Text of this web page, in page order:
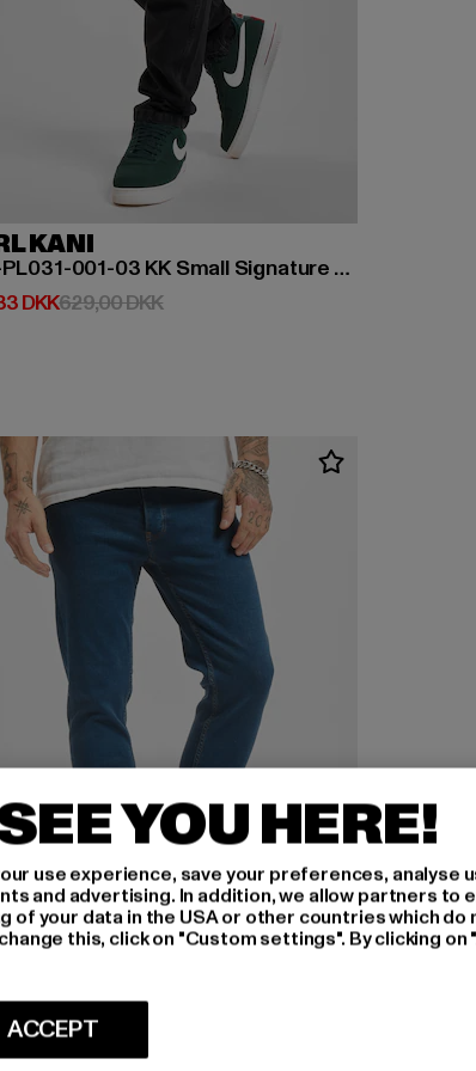
KANI
KMI-PL031-001-03 KK Small Signature Tapered Five Pocket Denim
DKKpris: 484,33 DKK
629,00 DKKKampagnepris: 629,00 DKK
YOU HERE!
use experience, save your preferences, analyse
and advertising. In addition, we allow partners to
of your data in the USA or other countries which do
this, click on "Custom settings". By clicking
ACCEPT